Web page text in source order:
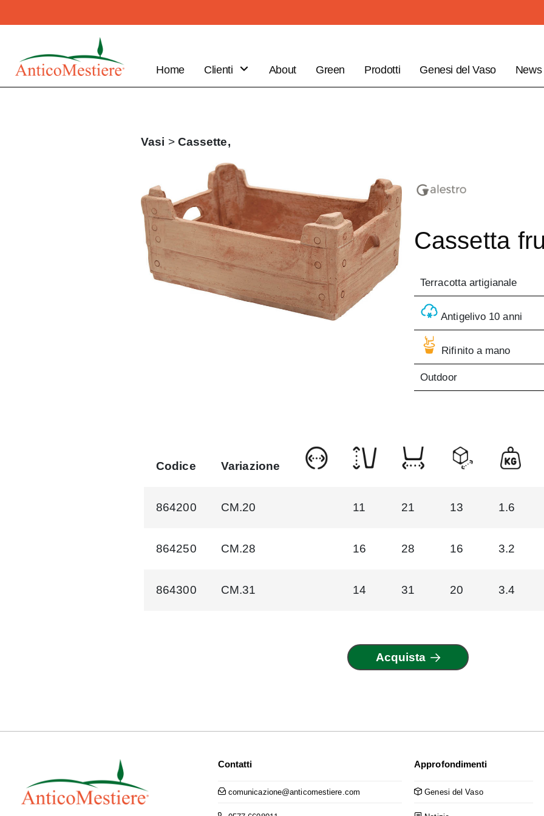
Home
Clienti
Fai il tuo
ordine
About Green Prodotti Genesi del Vaso News
Vasi > Cassette,
Cassetta
Terracotta artigianale
Antigelivo 10 anni
Rifinito a mano
Outdoor
Codice Variazione
864200 CM.20 11 21 13 1.6
864250 CM.28 16 28 16 3.2
864300 CM.31 14 31 20 3.4
Acquista
Contatti
comunicazione@anticomestiere.com
Approfondimenti
Genesi del Vaso